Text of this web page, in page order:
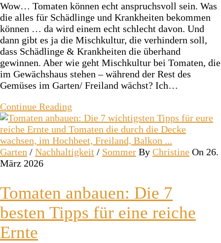
Wow… Tomaten können echt anspruchsvoll sein. Was
die alles für Schädlinge und Krankheiten bekommen
können … da wird einem echt schlecht davon. Und
dann gibt es ja die Mischkultur, die verhindern soll,
dass Schädlinge & Krankheiten die überhand
gewinnen. Aber wie geht Mischkultur bei Tomaten, die
im Gewächshaus stehen – während der Rest des
Gemüses im Garten/ Freiland wächst? Ich…
Continue Reading
Garten / Nachhaltigkeit / Sommer By Christine On 26.
März 2026
Tomaten anbauen: Die 7
besten Tipps für eine reiche
Ernte